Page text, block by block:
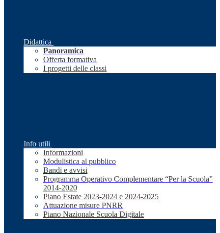
Didattica
Panoramica
Offerta formativa
I progetti delle classi
Info utili
Informazioni
Modulistica al pubblico
Bandi e avvisi
Programma Operativo Complementare “Per la Scuola”
2014-2020
Piano Estate 2023-2024 e 2024-2025
Attuazione misure PNRR
Piano Nazionale Scuola Digitale